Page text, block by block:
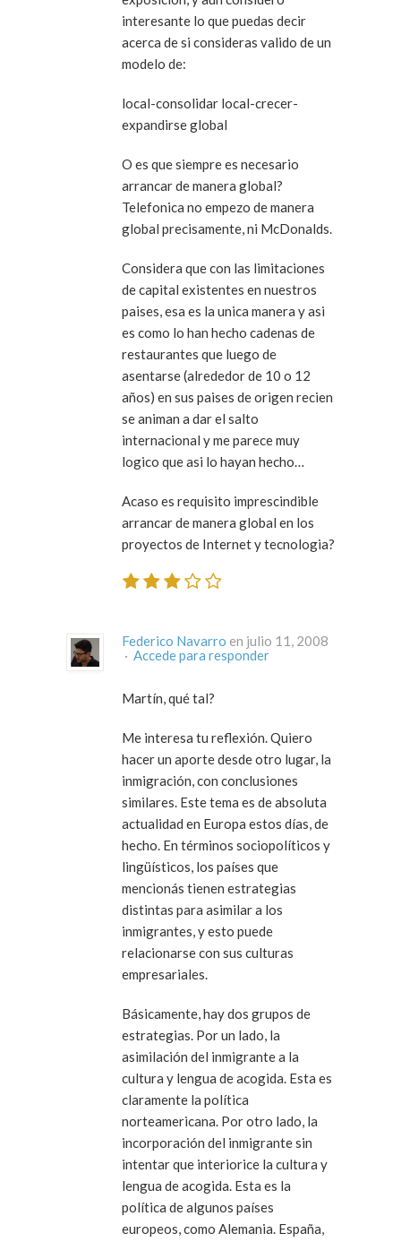
interesante lo que puedas decir
acerca de si consideras valido de un
modelo de:
local-consolidar local-crecer-
expandirse global
O es que siempre es necesario
arrancar de manera global?
Telefonica no empezo de manera
global precisamente, ni McDonalds.
Considera que con las limitaciones
de capital existentes en nuestros
paises, esa es la unica manera y asi
es como lo han hecho cadenas de
restaurantes que luego de
asentarse (alrededor de 10 o 12
años) en sus paises de origen recien
se animan a dar el salto
internacional y me parece muy
logico que asi lo hayan hecho…
Acaso es requisito imprescindible
arrancar de manera global en los
proyectos de Internet y tecnologia?
Federico Navarro en julio 11, 2008
· Accede para responder
Martín, qué tal?
Me interesa tu reflexión. Quiero
hacer un aporte desde otro lugar, la
inmigración, con conclusiones
similares. Este tema es de absoluta
actualidad en Europa estos días, de
hecho. En términos sociopolíticos y
lingüísticos, los países que
mencionás tienen estrategias
distintas para asimilar a los
inmigrantes, y esto puede
relacionarse con sus culturas
empresariales.
Básicamente, hay dos grupos de
estrategias. Por un lado, la
asimilación del inmigrante a la
cultura y lengua de acogida. Esta es
claramente la política
norteamericana. Por otro lado, la
incorporación del inmigrante sin
intentar que interiorice la cultura y
lengua de acogida. Esta es la
política de algunos países
europeos, como Alemania. España,